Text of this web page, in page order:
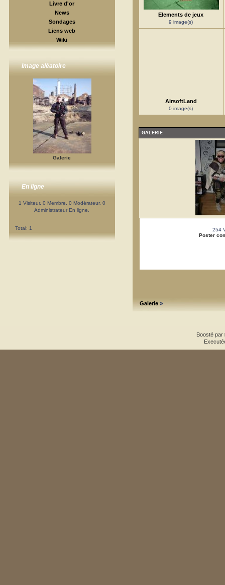
Livre d'or
News
Sondages
Liens web
Wiki
Image aléatoire
Galerie
En ligne
1 Visiteur, 0 Membre, 0 Modérateur, 0
Administrateur En ligne.
Total: 1
Elements de jeux
9 image(s)
AirsoftLand
0 image(s)
GALERIE
254
Poster
Galerie»
Boosté par